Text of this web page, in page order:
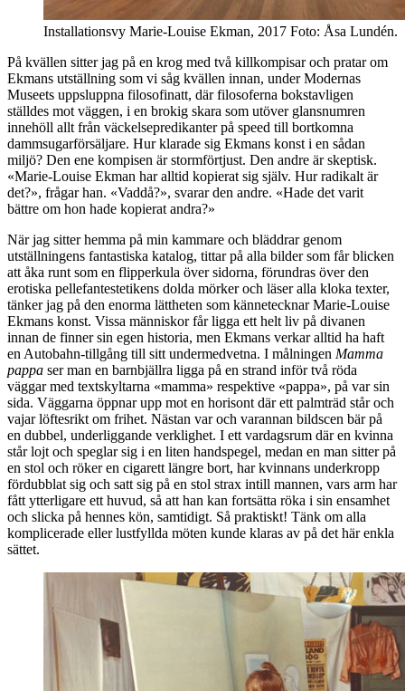
Installationsvy Marie-Louise Ekman, 2017 Foto: Åsa Lundén.
På kvällen sitter jag på en krog med två killkompisar och pratar om
Ekmans utställning som vi såg kvällen innan, under Modernas
Museets uppsluppna filosofinatt, där filosoferna bokstavligen
ställdes mot väggen, i en brokig skara som utöver glansnumren
innehöll allt från väckelsepredikanter på speed till bortkomna
dammsugarförsäljare. Hur klarade sig Ekmans konst i en sådan
miljö? Den ene kompisen är stormförtjust. Den andre är skeptisk.
«Marie-Louise Ekman har alltid kopierat sig själv. Hur radikalt är
det?», frågar han. «Vaddå?», svarar den andre. «Hade det varit
bättre om hon hade kopierat andra?»
När jag sitter hemma på min kammare och bläddrar genom
utställningens fantastiska katalog, tittar på alla bilder som får blicken
att åka runt som en flipperkula över sidorna, förundras över den
erotiska pellefantestetikens dolda mörker och läser alla kloka texter,
tänker jag på den enorma lättheten som kännetecknar Marie-Louise
Ekmans konst. Vissa människor får ligga ett helt liv på divanen
innan de finner sin egen historia, men Ekmans verkar alltid ha haft
en Autobahn-tillgång till sitt undermedvetna. I målningen Mamma
pappa ser man en barnbjällra ligga på en strand inför två röda
väggar med textskyltarna «mamma» respektive «pappa», på var sin
sida. Väggarna öppnar upp mot en horisont där ett palmträd står och
vajar löftesrikt om frihet. Nästan var och varannan bildscen bär på
en dubbel, underliggande verklighet. I ett vardagsrum där en kvinna
står lojt och speglar sig i en liten handspegel, medan en man sitter på
en stol och röker en cigarett längre bort, har kvinnans underkropp
fördubblat sig och satt sig på en stol strax intill mannen, vars arm har
fått ytterligare ett huvud, så att han kan fortsätta röka i sin ensamhet
och slicka på hennes kön, samtidigt. Så praktiskt! Tänk om alla
komplicerade eller lustfyllda möten kunde klaras av på det här enkla
sättet.